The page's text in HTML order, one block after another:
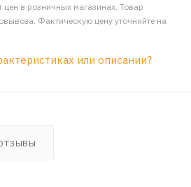
цен в розничных магазинах. Товар
Фактическую цену уточняйте на
или описании?